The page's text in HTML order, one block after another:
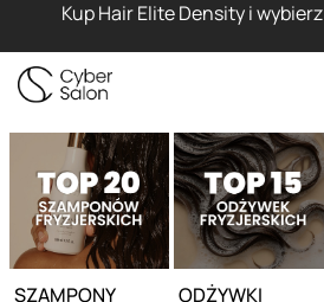
Kup Hair Elite Density i
SZAMPONY ODŻYWKI
Strona główna - Cyber Salon